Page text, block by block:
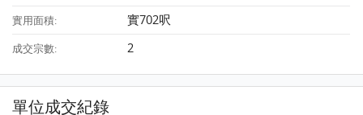
實用面積: 實702呎
成交宗數: 2
單位成交紀錄